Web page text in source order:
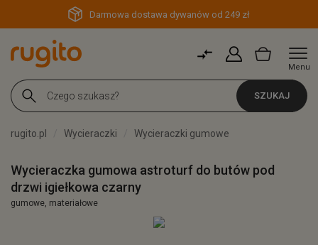
Darmowa dostawa dywanów od 249 zł
Menu
SZUKAJ
rugito.pl Wycieraczki Wycieraczki gumowe
Wycieraczka gumowa astroturf do butów pod
drzwi igiełkowa czarny
gumowe, materiałowe